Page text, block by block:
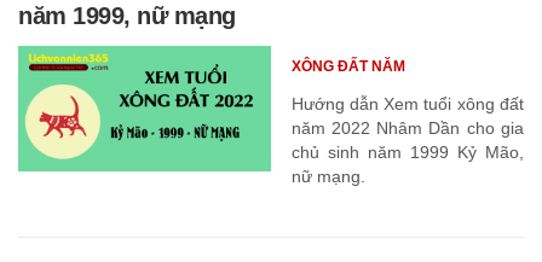
năm 1999, nữ mạng
Hướng dẫn Xem tuổi xông đất
năm 2022 Nhâm Dần cho gia
chủ sinh năm 1999 Kỷ Mão,
nữ mạng.
XÔNG ĐẤT NĂM